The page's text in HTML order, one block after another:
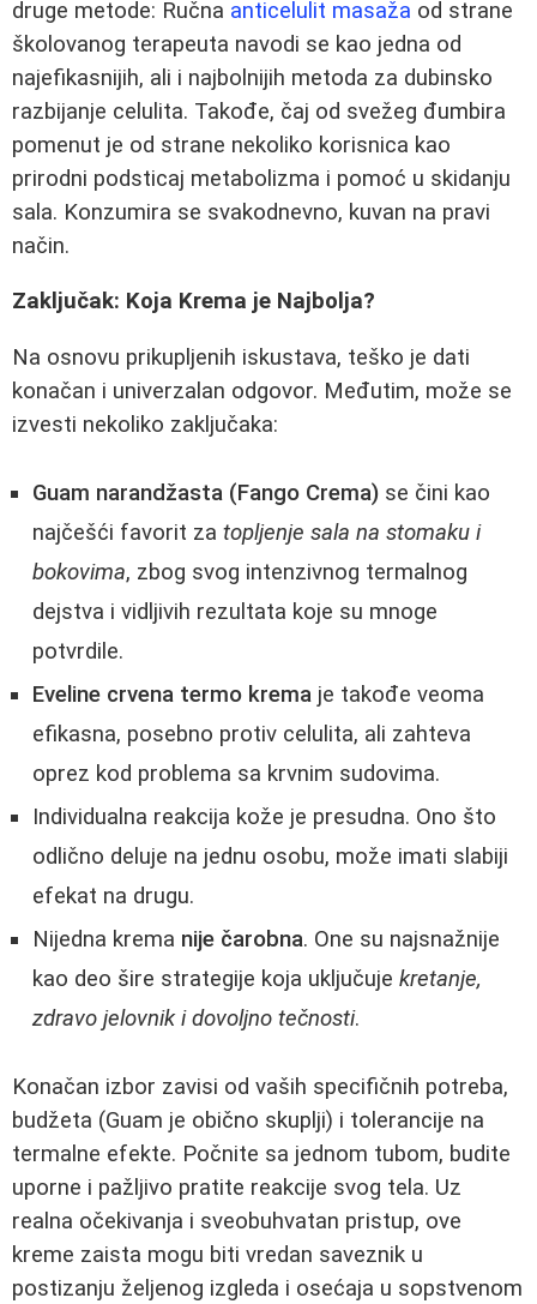
druge metode: Ručna anticelulit masaža od strane
školovanog terapeuta navodi se kao jedna od
najefikasnijih, ali i najbolnijih metoda za dubinsko
razbijanje celulita. Takođe, čaj od svežeg đumbira
pomenut je od strane nekoliko korisnica kao
prirodni podsticaj metabolizma i pomoć u skidanju
sala. Konzumira se svakodnevno, kuvan na pravi
način.
Zaključak: Koja Krema je Najbolja?
Na osnovu prikupljenih iskustava, teško je dati
konačan i univerzalan odgovor. Međutim, može se
izvesti nekoliko zaključaka:
Guam narandžasta (Fango Crema) se čini kao
najčešći favorit za topljenje sala na stomaku i
bokovima, zbog svog intenzivnog termalnog
dejstva i vidljivih rezultata koje su mnoge
potvrdile.
Eveline crvena termo krema je takođe veoma
efikasna, posebno protiv celulita, ali zahteva
oprez kod problema sa krvnim sudovima.
Individualna reakcija kože je presudna. Ono što
odlično deluje na jednu osobu, može imati slabiji
efekat na drugu.
Nijedna krema nije čarobna. One su najsnažnije
kao deo šire strategije koja uključuje kretanje,
zdravo jelovnik i dovoljno tečnosti.
Konačan izbor zavisi od vaših specifičnih potreba,
budžeta (Guam je obično skuplji) i tolerancije na
termalne efekte. Počnite sa jednom tubom, budite
uporne i pažljivo pratite reakcije svog tela. Uz
realna očekivanja i sveobuhvatan pristup, ove
kreme zaista mogu biti vredan saveznik u
postizanju željenog izgleda i osećaja u sopstvenom